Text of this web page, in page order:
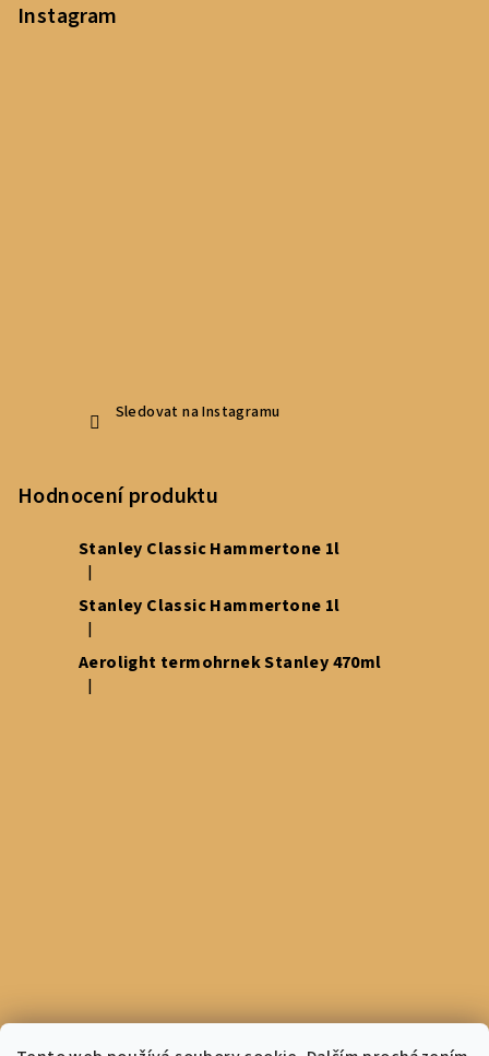
Instagram
Sledovat na Instagramu
Hodnocení produktu
Stanley Classic Hammertone 1l
Hodnocení produktu je 5 z 5 hvězdiček.
Stanley Classic Hammertone 1l
Hodnocení produktu je 5 z 5 hvězdiček.
Aerolight termohrnek Stanley 470ml
Hodnocení produktu je 5 z 5 hvězdiček.